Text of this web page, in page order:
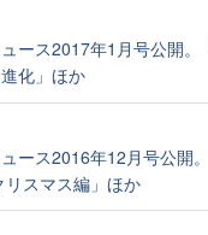
ース2017年1月号公開
化」ほか
ース2016年12月号公開
リスマス編」ほか